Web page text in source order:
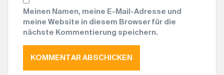
Meinen Namen, meine E-Mail-Adresse und
meine Website in diesem Browser für die
nächste Kommentierung speichern.